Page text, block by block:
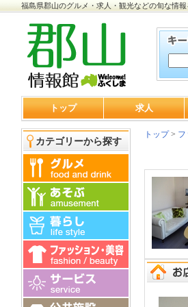
福島県郡山のグルメ・求人・観光などの旬な情
トップ 求人
カテゴリーから探す
トップ> フ